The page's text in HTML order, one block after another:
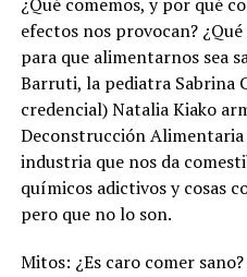
efectos nos provocan?
para que alimentarnos sea
Barruti, la pediatra Sabrina
credencial) Natalia Kiako
Deconstrucción
industria que nos da
químicos adictivos y cosas
pero que no lo son.
Mitos: ¿Es caro comer